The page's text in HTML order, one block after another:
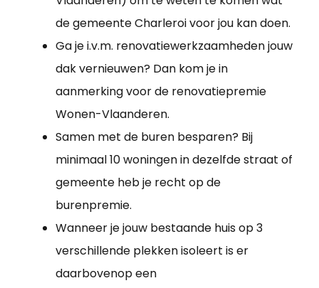
de gemeente Charleroi voor jou kan doen.
Ga je i.v.m. renovatiewerkzaamheden jouw
dak vernieuwen? Dan kom je in
aanmerking voor de renovatiepremie
Wonen-Vlaanderen.
Samen met de buren besparen? Bij
minimaal 10 woningen in dezelfde straat of
gemeente heb je recht op de
burenpremie.
Wanneer je jouw bestaande huis op 3
verschillende plekken isoleert is er
daarbovenop een